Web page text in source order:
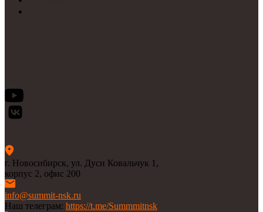
г. Новосибирск, ул. Дуси Ковальчук 1,
корпус 2, офис 200
info@summit-nsk.ru
Наш телеграм: https://t.me/Summmitnsk